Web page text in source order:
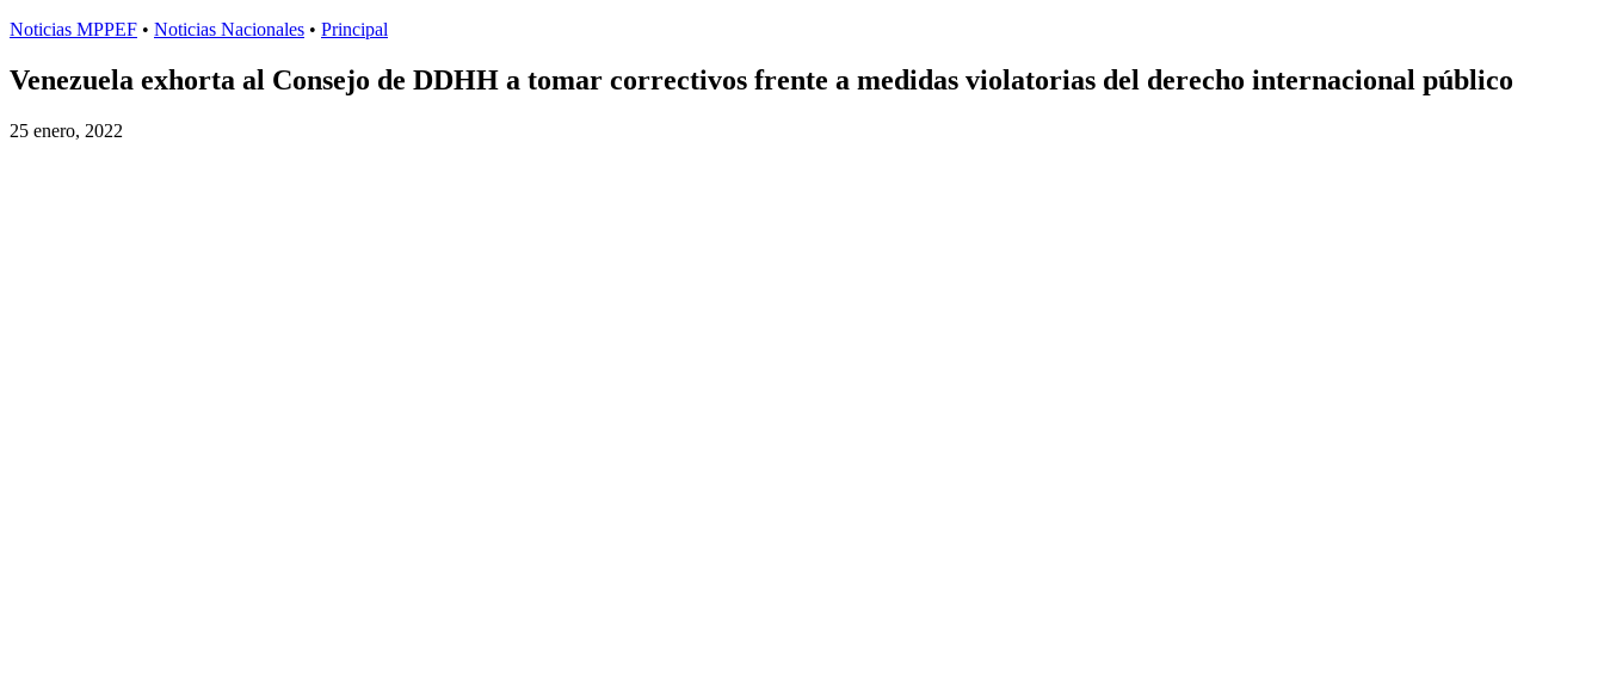
Noticias MPPEF • Noticias Nacionales • Principal
Venezuela exhorta al Consejo de DDHH a tomar correctivos frente a medidas violatorias del derecho internacional público
25 enero, 2022